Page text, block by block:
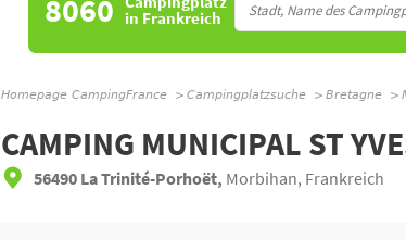
8060 in Frankreich
Homepage CampingFrance Campingplatzsuche Bretagne
CAMPING MUNICIPAL ST
56490 La Trinité-Porhoët, Morbihan, Frankreich